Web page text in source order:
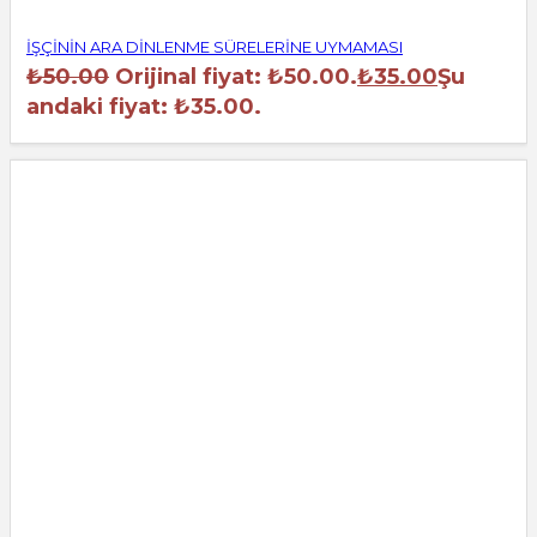
İŞÇİNİN ARA DİNLENME SÜRELERİNE UYMAMASI
₺50.00 Orijinal fiyat: ₺50.00.₺35.00Şu
andaki fiyat: ₺35.00.